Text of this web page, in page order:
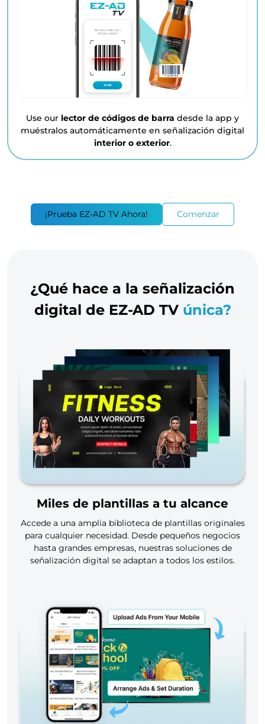
Use our lector de códigos de barra desde la app y
muéstralos automáticamente en señalización digital
interior o exterior.
¡Prueba EZ-AD TV Ahora! Comenzar
¿Qué hace a la señalización
digital de EZ-AD TV única?
Miles de plantillas a tu alcance
Accede a una amplia biblioteca de plantillas originales
para cualquier necesidad. Desde pequeños negocios
hasta grandes empresas, nuestras soluciones de
señalización digital se adaptan a todos los estilos.